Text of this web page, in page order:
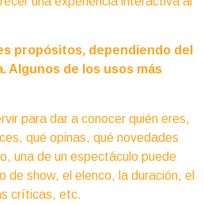
propósitos, dependiendo del
Algunos de los usos más
para dar a conocer quién eres,
qué opinas, qué novedades
una de un espectáculo puede
de show, el elenco, la duración, el
críticas, etc.